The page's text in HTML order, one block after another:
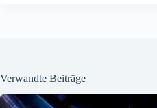
Verwandte Beiträge